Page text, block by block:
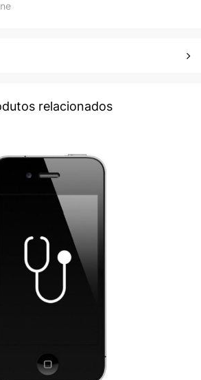
relacionados